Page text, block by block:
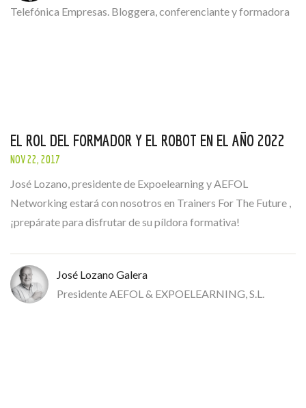
Telefónica Empresas. Bloggera, conferenciante y formadora
EL ROL DEL FORMADOR Y EL ROBOT EN EL AÑO 2022
NOV 22, 2017
José Lozano, presidente de Expoelearning y AEFOL
Networking estará con nosotros en Trainers For The Future ,
¡prepárate para disfrutar de su píldora formativa!
José Lozano Galera
Presidente AEFOL & EXPOELEARNING, S.L.